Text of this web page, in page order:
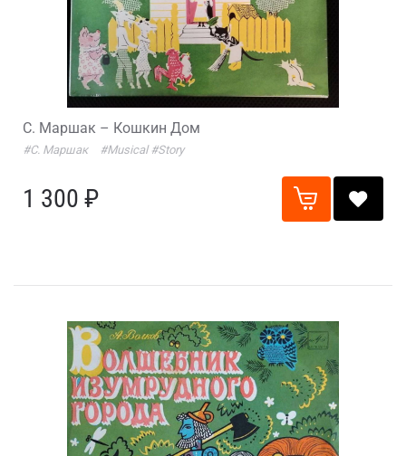
С. Маршак – Кошкин Дом
#С. Маршак #Musical #Story
1 300 ₽